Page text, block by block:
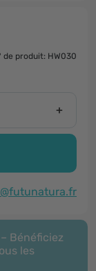
de produit: HW030
+
– Bénéficiez
les